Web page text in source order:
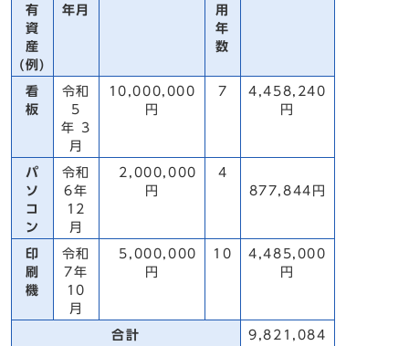
有
資
産
(例)
年月
用
年
数
看
板
令和
5
年 3
月
10,000,000
円
7
4,458,240
円
パ
ソ
コ
ン
令和
6年
12
月
2,000,000
円
4
877,844円
印
刷
機
令和
7年
10
月
5,000,000
円
10
4,485,000
円
合計
9,821,084